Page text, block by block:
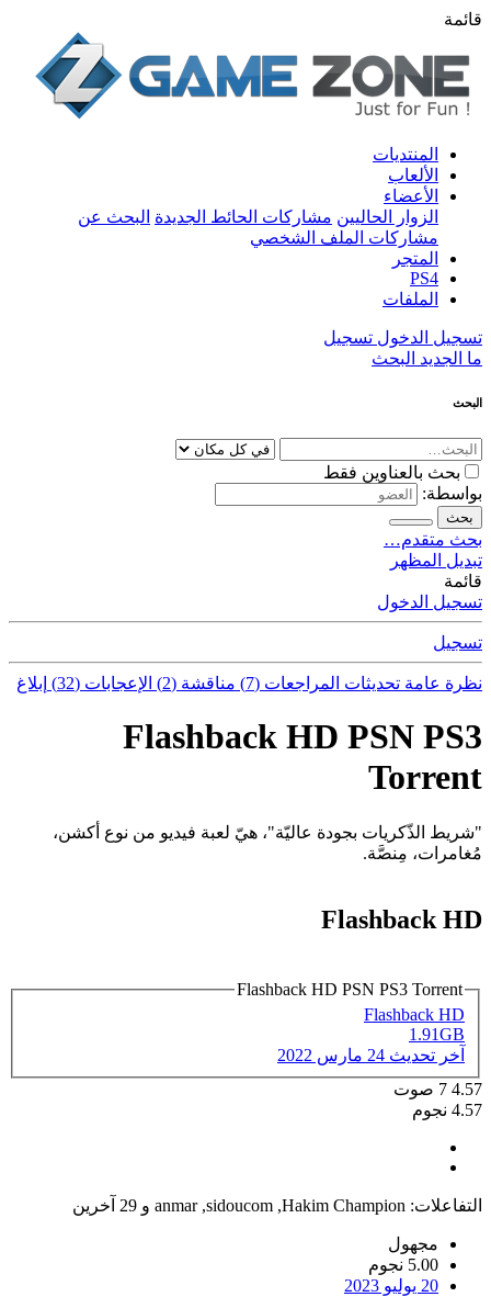
قائمة
المنتديات
الألعاب
الأعضاء
الزوار الحاليين مشاركات الحائط الجديدة البحث عن
مشاركات الملف الشخصي
المتجر
PS4
الملفات
تسجيل الدخول تسجيل
ما الجديد البحث
البحث
بحث بالعناوين فقط
بواسطة:
بحث
بحث متقدم…
تبديل المظهر
قائمة
تسجيل الدخول
تسجيل
نظرة عامة تحديثات المراجعات (7) مناقشة (2) الإعجابات (32) إبلاغ
Flashback HD PSN PS3
Torrent
"شريط الذّكريات بجودة عاليّة"، هيّ لعبة فيديو من نوع أكشن،
مُغامرات، مِنصَّة.
Flashback HD
Flashback HD PSN PS3 Torrent
Flashback HD
1.91GB
آخر تحديث 24 مارس 2022
4.57
7 صوت
4.57 نجوم
التفاعلات: Hakim Champion
,
sidoucom
,
anmar و 29 آخرين
مجهول
5.00 نجوم
20 يوليو 2023